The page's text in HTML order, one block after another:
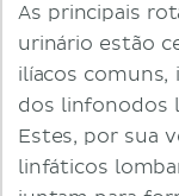
As principais
urinário estão
ilíacos
dos linfonodos
Estes, por sua
linfáticos